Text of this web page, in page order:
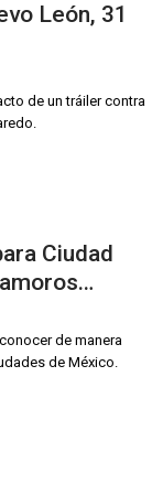
León, 31
de un tráiler contra
Ciudad
de manera
de México.